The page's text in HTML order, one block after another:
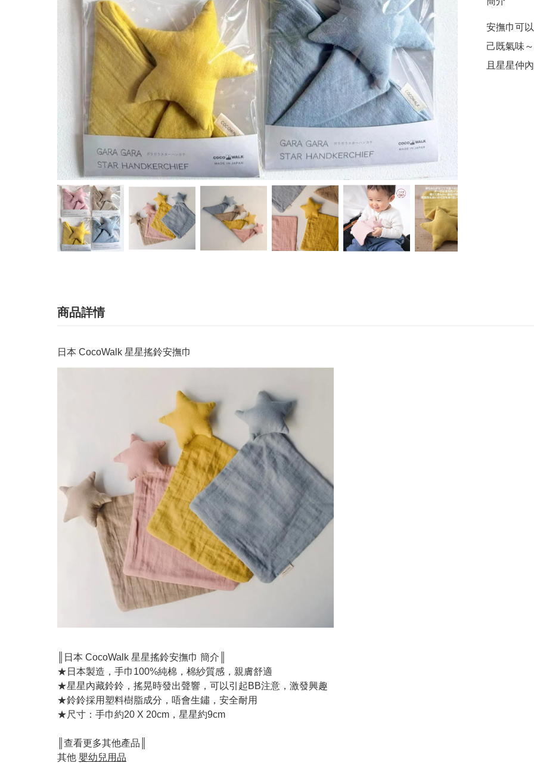
安撫巾可
己既氣味
商品詳情
日本 CocoWalk 星星搖鈴安撫巾
║日本 CocoWalk 星星搖鈴安撫巾 簡介║
★日本製造，手巾100%純棉，棉紗質感，親膚舒適
★星星內藏鈴鈴，搖晃時發出聲響，可以引起BB注意，激發興趣
★鈴鈴採用塑料樹脂成分，唔會生鏽，安全耐用
★尺寸：手巾約20 X 20cm，星星約9cm
║查看更多其他產品║
其他 嬰幼兒用品